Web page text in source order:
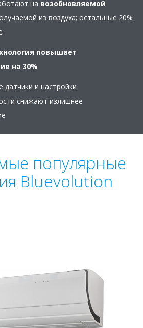
на возобновляемой
из воздуха; остальные 20%
повышает
на 30%
датчики и настройки
снижают излишнее
популярные
Bluevolution